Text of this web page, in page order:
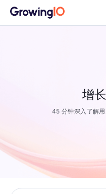
增
45 分钟深入了解